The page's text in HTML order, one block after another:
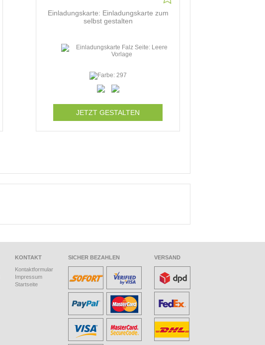
Einladungskarte: Einladungskarte zum
selbst gestalten
JETZT GESTALTEN
KONTAKT
Kontaktformular
Impressum
Startseite
SICHER BEZAHLEN VERSAND